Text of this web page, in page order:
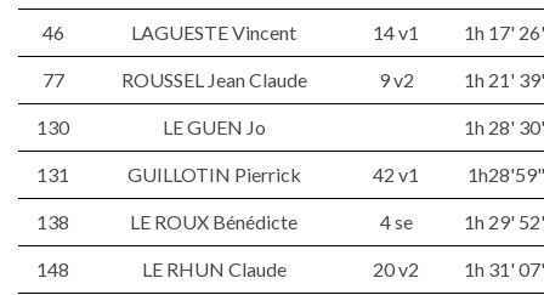
46 LAGUESTE Vincent 14 v1 1h 17'
77 ROUSSEL Jean Claude 9 v2 1h 21'
130 LE GUEN Jo 1h 28'
131 GUILLOTIN Pierrick 42 v1 1h28'59"
138 LE ROUX Bénédicte 4 se 1h 29'
148 LE RHUN Claude 20 v2 1h 31'